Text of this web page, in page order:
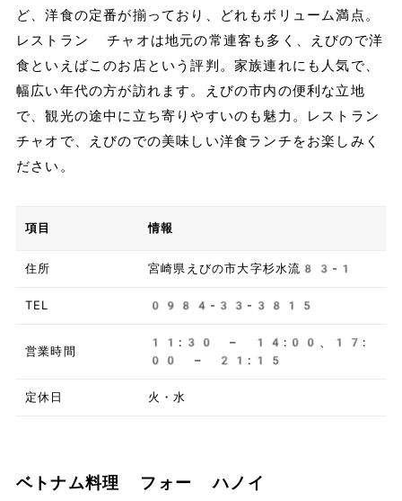
ど、洋食の定番が揃っており、どれもボリューム満点。
レストラン チャオは地元の常連客も多く、えびので洋
食といえばこのお店という評判。家族連れにも人気で、
幅広い年代の方が訪れます。えびの市内の便利な立地
で、観光の途中に立ち寄りやすいのも魅力。レストラン
チャオで、えびのでの美味しい洋食ランチをお楽しみく
ださい。
項目 情報
住所 宮崎県えびの市大字杉水流83-1
TEL 0984-33-3815
営業時間
11:30 – 14:00、17:
00 – 21:15
定休日 火・水
ベトナム料理 フォー ハノイ